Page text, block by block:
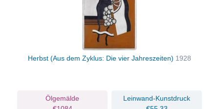
Herbst (Aus dem Zyklus: Die vier Jahreszeiten) 1928
Ölgemälde
Leinwand-Kunstdruck